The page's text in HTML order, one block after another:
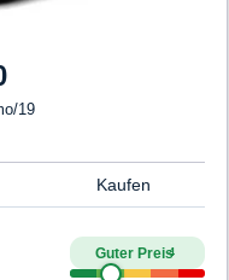
19
Kaufen
Guter Preis4